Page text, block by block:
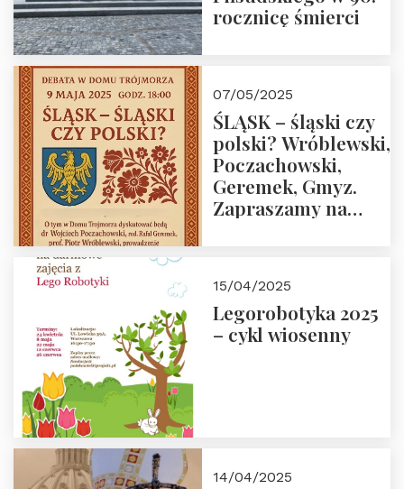
rocznicę śmierci
07/05/2025
ŚLĄSK – śląski czy
polski? Wróblewski,
Poczachowski,
Geremek, Gmyz.
Zapraszamy na
Trójmorza.
15/04/2025
Legorobotyka 2025
– cykl wiosenny
14/04/2025